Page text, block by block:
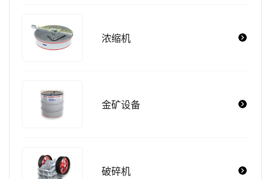
浓缩机
金矿设备
破碎机